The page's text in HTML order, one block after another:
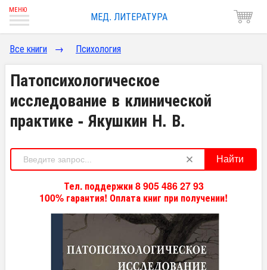
МЕД. ЛИТЕРАТУРА
Все книги → Психология
Патопсихологическое
исследование в клинической
практике - Якушкин Н. В.
Найти
Тел. поддержки 8 905 486 27 93
100% гарантия! Оплата книг при получении!